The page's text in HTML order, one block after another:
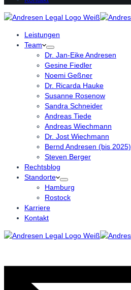
Leistungen
Team
Dr. Jan-Eike Andresen
Gesine Fiedler
Noemi Geßner
Dr. Ricarda Hauke
Susanne Rosenow
Sandra Schneider
Andreas Tiede
Andreas Wiechmann
Dr. Jost Wiechmann
Bernd Andresen (bis 2025)
Steven Berger
Rechtsblog
Standorte
Hamburg
Rostock
Karriere
Kontakt